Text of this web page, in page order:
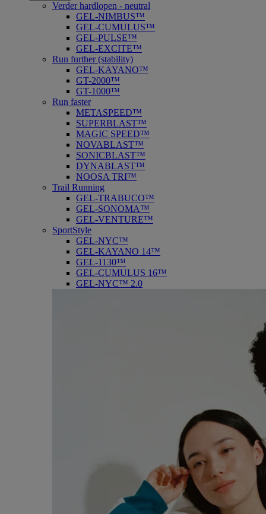
Verder hardlopen - neutral
GEL-NIMBUS™
GEL-CUMULUS™
GEL-PULSE™
GEL-EXCITE™
Run further (stability)
GEL-KAYANO™
GT-2000™
GT-1000™
Run faster
METASPEED™
SUPERBLAST™
MAGIC SPEED™
NOVABLAST™
SONICBLAST™
DYNABLAST™
NOOSA TRI™
Trail Running
GEL-TRABUCO™
GEL-SONOMA™
GEL-VENTURE™
SportStyle
GEL-NYC™
GEL-KAYANO 14™
GEL-1130™
GEL-CUMULUS 16™
GEL-NYC™ 2.0